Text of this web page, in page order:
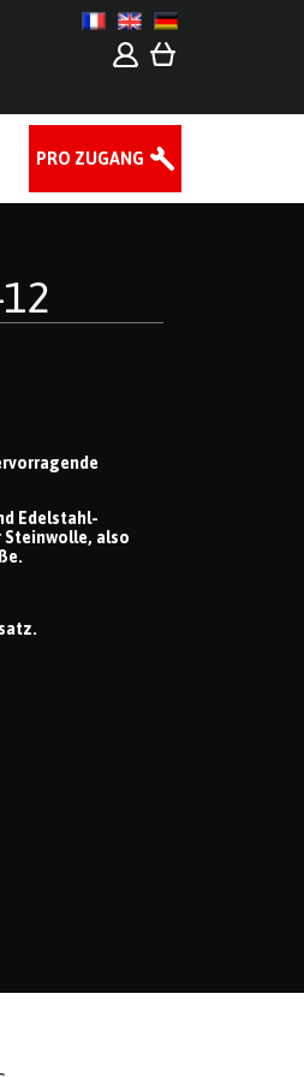
PRO ZUGANG
Edelstahl-
also